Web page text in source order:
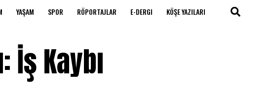
YAŞAM SPOR RÖPORTAJLAR E-DERGI KÖŞE YAZILARI
İş Kaybı